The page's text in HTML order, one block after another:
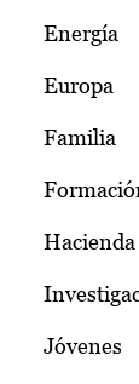
Energía
Europa
Familia
Hacienda
Jóvenes